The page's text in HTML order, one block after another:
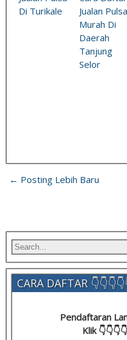
Di Turikale
Jualan Pulsa
Murah Di
Daerah
Tanjung
Selor
← Posting Lebih Baru
CARA DAFTAR
Pendaftaran
Klik